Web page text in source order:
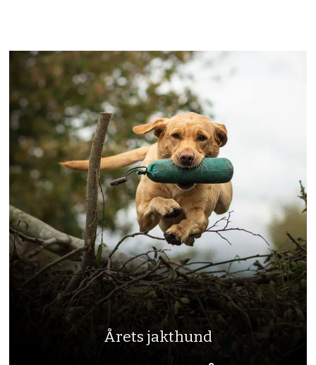
Årets jakthund